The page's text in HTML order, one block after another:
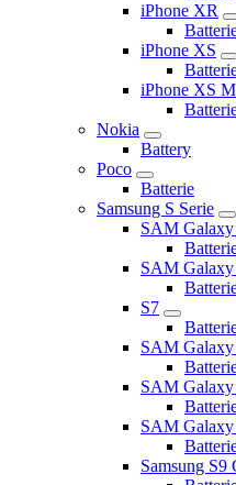
iPhone XR
iPhone XS
iPhone XS
Nokia
Battery
Poco
Batterie
Samsung S Serie
SAM
SAM
S7
SAM
SAM
SAM
Samsung S9